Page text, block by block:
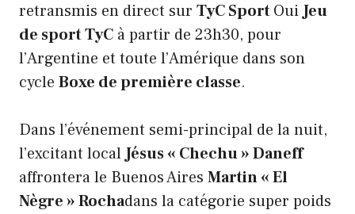
retransmis en direct sur TyC SportOuiJeu
de sport TyC à partir de 23h30, pour
l’Argentine et toute l’Amérique dans son
cycle Boxe de première classe.
Dans l’événement semi-principal de la nuit,
l’excitant localJésus « Chechu » Daneff
affrontera le Buenos Aires Martin « El
Nègre » Rochadans la catégorie super poids